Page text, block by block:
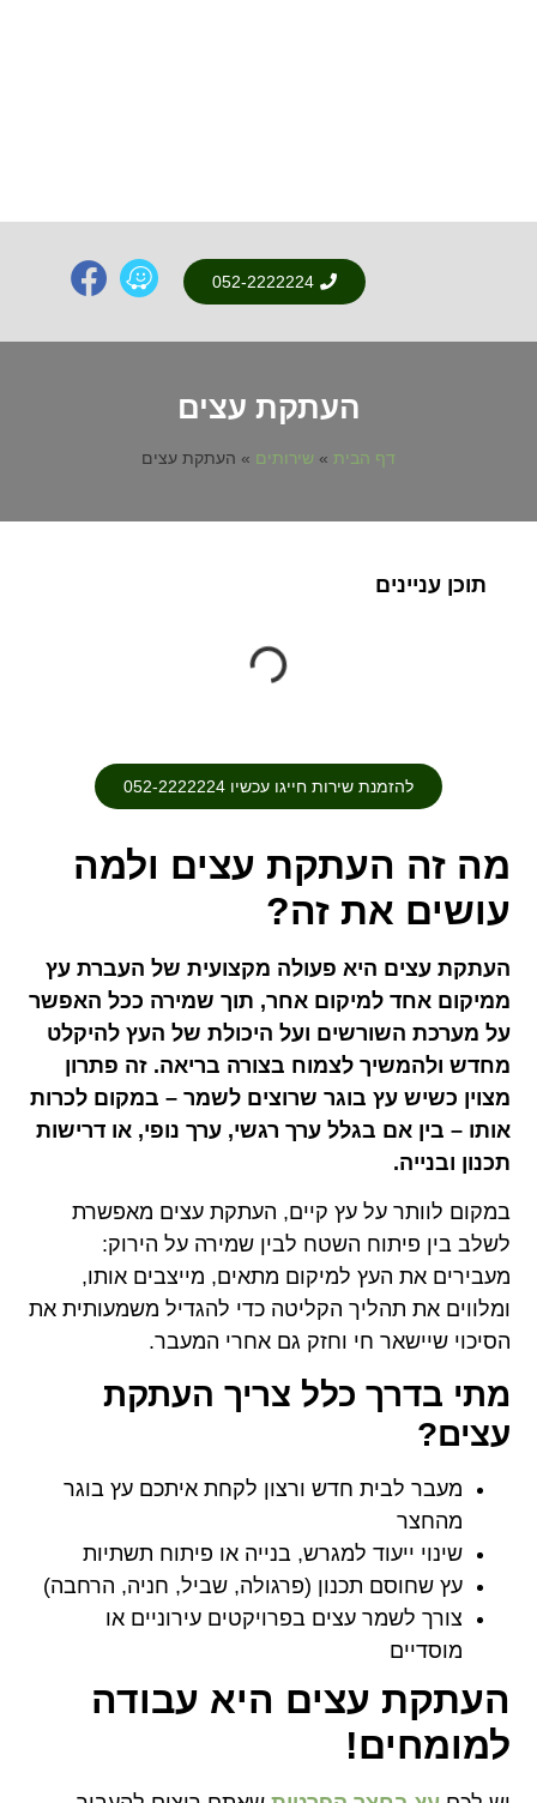
052-2222224
העתקת עצים
דף הבית » שירותים » העתקת עצים
תוכן עניינים
להזמנת שירות חייגו עכשיו 052-2222224⁩
מה זה העתקת עצים ולמה
עושים את זה?
העתקת עצים היא פעולה מקצועית של העברת עץ
ממיקום אחד למיקום אחר, תוך שמירה ככל האפשר
על מערכת השורשים ועל היכולת של העץ להיקלט
מחדש ולהמשיך לצמוח בצורה בריאה. זה פתרון
מצוין כשיש עץ בוגר שרוצים לשמר – במקום לכרות
אותו – בין אם בגלל ערך רגשי, ערך נופי, או דרישות
תכנון ובנייה.
במקום לוותר על עץ קיים, העתקת עצים מאפשרת
לשלב בין פיתוח השטח לבין שמירה על הירוק:
מעבירים את העץ למיקום מתאים, מייצבים אותו,
ומלווים את תהליך הקליטה כדי להגדיל משמעותית את
הסיכוי שיישאר חי וחזק גם אחרי המעבר.
מתי בדרך כלל צריך העתקת
עצים?
מעבר לבית חדש ורצון לקחת איתכם עץ בוגר
מהחצר
שינוי ייעוד למגרש, בנייה או פיתוח תשתיות
עץ שחוסם תכנון (פרגולה, שביל, חניה, הרחבה)
צורך לשמר עצים בפרויקטים עירוניים או
מוסדיים
העתקת עצים היא עבודה
למומחים!